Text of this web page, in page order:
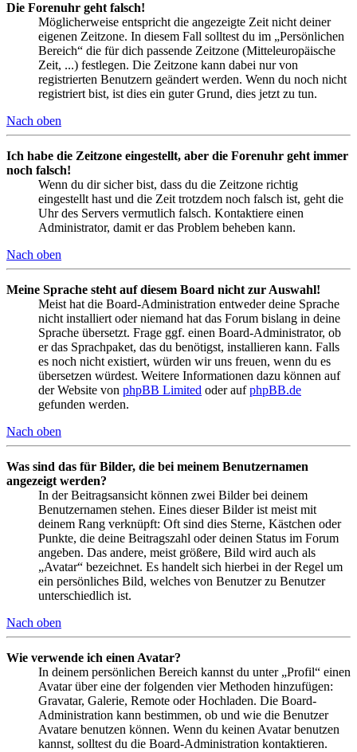
Die Forenuhr geht falsch!
Möglicherweise entspricht die angezeigte Zeit nicht deiner
eigenen Zeitzone. In diesem Fall solltest du im „Persönlichen
Bereich“ die für dich passende Zeitzone (Mitteleuropäische
Zeit, ...) festlegen. Die Zeitzone kann dabei nur von
registrierten Benutzern geändert werden. Wenn du noch nicht
registriert bist, ist dies ein guter Grund, dies jetzt zu tun.
Nach oben
Ich habe die Zeitzone eingestellt, aber die Forenuhr geht immer
noch falsch!
Wenn du dir sicher bist, dass du die Zeitzone richtig
eingestellt hast und die Zeit trotzdem noch falsch ist, geht die
Uhr des Servers vermutlich falsch. Kontaktiere einen
Administrator, damit er das Problem beheben kann.
Nach oben
Meine Sprache steht auf diesem Board nicht zur Auswahl!
Meist hat die Board-Administration entweder deine Sprache
nicht installiert oder niemand hat das Forum bislang in deine
Sprache übersetzt. Frage ggf. einen Board-Administrator, ob
er das Sprachpaket, das du benötigst, installieren kann. Falls
es noch nicht existiert, würden wir uns freuen, wenn du es
übersetzen würdest. Weitere Informationen dazu können auf
der Website von phpBB Limited oder aufphpBB.de
gefunden werden.
Nach oben
Was sind das für Bilder, die bei meinem Benutzernamen
angezeigt werden?
In der Beitragsansicht können zwei Bilder bei deinem
Benutzernamen stehen. Eines dieser Bilder ist meist mit
deinem Rang verknüpft: Oft sind dies Sterne, Kästchen oder
Punkte, die deine Beitragszahl oder deinen Status im Forum
angeben. Das andere, meist größere, Bild wird auch als
„Avatar“ bezeichnet. Es handelt sich hierbei in der Regel um
ein persönliches Bild, welches von Benutzer zu Benutzer
unterschiedlich ist.
Nach oben
Wie verwende ich einen Avatar?
In deinem persönlichen Bereich kannst du unter „Profil“ einen
Avatar über eine der folgenden vier Methoden hinzufügen:
Gravatar, Galerie, Remote oder Hochladen. Die Board-
Administration kann bestimmen, ob und wie die Benutzer
Avatare benutzen können. Wenn du keinen Avatar benutzen
kannst, solltest du die Board-Administration kontaktieren.